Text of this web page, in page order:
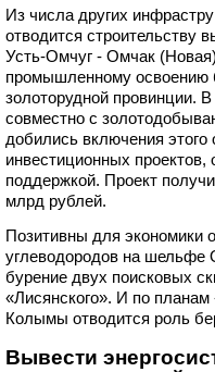
Из числа других
отводится строительству
Усть-Омчуг - Омчак
промышленному освоению
золоторудной провинции.
совместно с
добились включения
инвестиционных проектов,
поддержкой. Проект
млрд рублей.
Позитивны для экономики
углеводородов на шельфе
бурение двух поисковых
«Лисянского». И по
Колымы отводится роль
Вывести